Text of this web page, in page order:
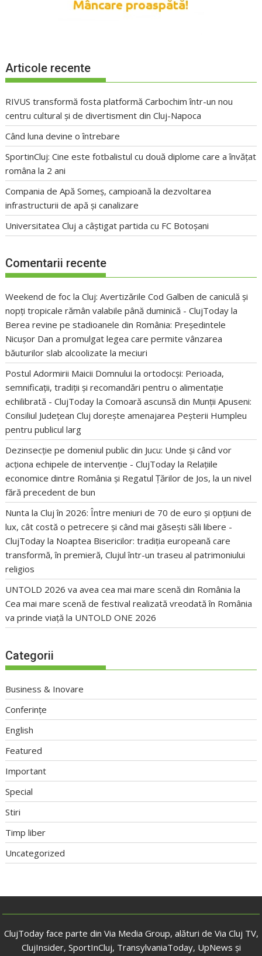
Articole recente
RIVUS transformă fosta platformă Carbochim într-un nou
centru cultural și de divertisment din Cluj-Napoca
Când luna devine o întrebare
SportinCluj: Cine este fotbalistul cu două diplome care a învățat
româna la 2 ani
Compania de Apă Someș, campioană la dezvoltarea
infrastructurii de apă și canalizare
Universitatea Cluj a câștigat partida cu FC Botoșani
Comentarii recente
Weekend de foc la Cluj: Avertizările Cod Galben de caniculă și
nopți tropicale rămân valabile până duminică - ClujToday la
Berea revine pe stadioanele din România: Președintele
Nicușor Dan a promulgat legea care permite vânzarea
băuturilor slab alcoolizate la meciuri
Postul Adormirii Maicii Domnului la ortodocși: Perioada,
semnificații, tradiții și recomandări pentru o alimentație
echilibrată - ClujToday laComoară ascunsă din Munții Apuseni:
Consiliul Județean Cluj dorește amenajarea Peșterii Humpleu
pentru publicul larg
Dezinsecție pe domeniul public din Jucu: Unde și când vor
acționa echipele de intervenție - ClujToday la Relațiile
economice dintre România și Regatul Țărilor de Jos, la un nivel
fără precedent de bun
Nunta la Cluj în 2026: Între meniuri de 70 de euro și opțiuni de
lux, cât costă o petrecere și când mai găsești săli libere -
ClujToday la Noaptea Bisericilor: tradiția europeană care
transformă, în premieră, Clujul într-un traseu al patrimoniului
religios
UNTOLD 2026 va avea cea mai mare scenă din România la
Cea mai mare scenă de festival realizată vreodată în România
va prinde viață la UNTOLD ONE 2026
Categorii
Business & Inovare
Conferințe
English
Featured
Important
Special
Stiri
Timp liber
Uncategorized
ClujToday face parte din Via Media Group, alături de Via Cluj TV,
ClujInsider, SportInCluj, TransylvaniaToday, UpNews și